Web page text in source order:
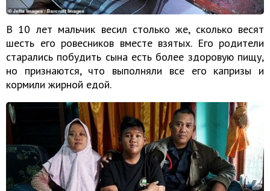
В 10 лет мальчик весил столько же, сколько весят
шесть его ровесников вместе взятых. Его родители
старались побудить сына есть более здоровую пищу,
но признаются, что выполняли все его капризы и
кормили жирной едой.